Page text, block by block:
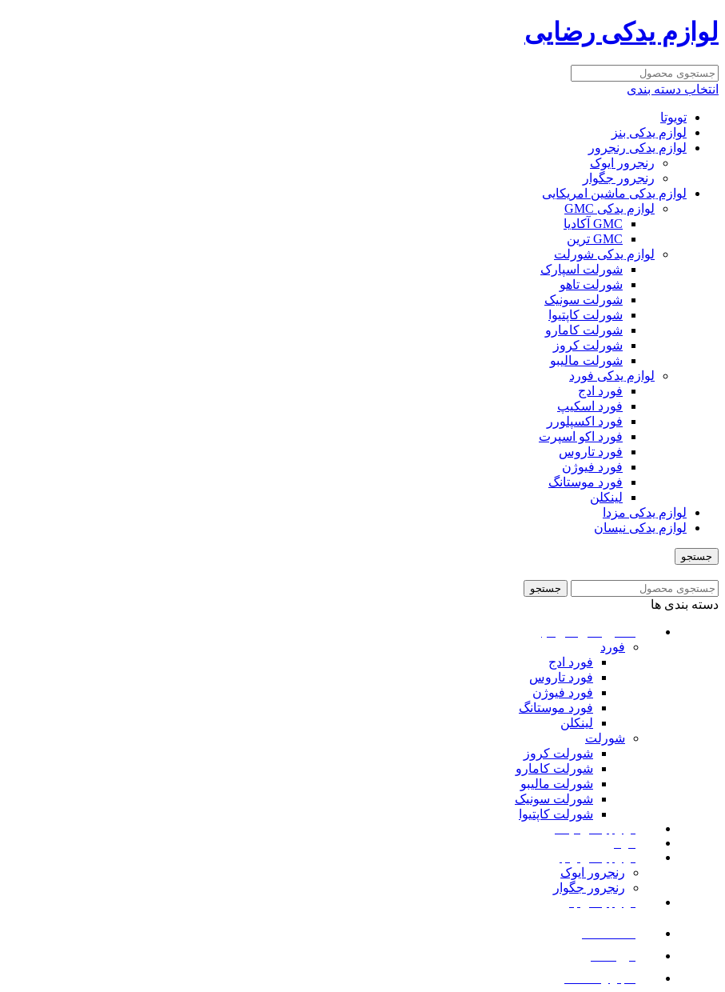
لوازم یدکی رضایی
انتخاب دسته بندی
تویوتا
لوازم یدکی بنز
لوازم یدکی رنجرور
رنجرور ایوک
رنجرور جگوار
لوازم یدکی ماشین امریکایی
لوازم یدکی GMC
GMC آکادیا
GMC ترین
لوازم یدکی شورلت
شورلت اسپارک
شورلت تاهو
شورلت سونیک
شورلت کاپتیوا
شورلت کامارو
شورلت کروز
شورلت مالیبو
لوازم یدکی فورد
فورد ادج
فورد اسکیپ
فورد اکسپلورر
فورد اکو اسپرت
فورد تاروس
فورد فیوژن
فورد موستانگ
لینکلن
لوازم یدکی مزدا
لوازم یدکی نیسان
جستجو
جستجو
دسته بندی ها
فورد
فورد ادج
فورد تاروس
فورد فیوژن
فورد موستانگ
لینکلن
شورلت
شورلت کروز
شورلت کامارو
شورلت مالیبو
شورلت سونیک
شورلت کاپتیوا
رنجرور ایوک
رنجرور جگوار